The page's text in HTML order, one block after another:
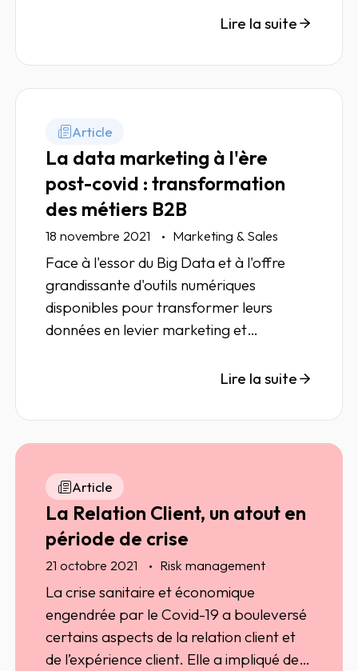
Réponse dans notre article.Lire la suite
Article
La data marketing à l'ère
post-covid : transformation
des métiers B2B
18 novembre 2021 Marketing & Sales
Face à l'essor du Big Data et à l'offre
grandissante d'outils numériques
disponibles pour transformer leurs
données en levier marketing et
retrouvent de plus en plus souvent dans
choix dans l'adoption de solutions
pertinentes.
Lire la suite
Article
La Relation Client, un atout en
période de crise
21 octobre 2021 Risk management
La crise sanitaire et économique
engendrée par le Covid-19 a bouleversé
certains aspects de la relation client et
de l’expérience client. Elle a impliqué des